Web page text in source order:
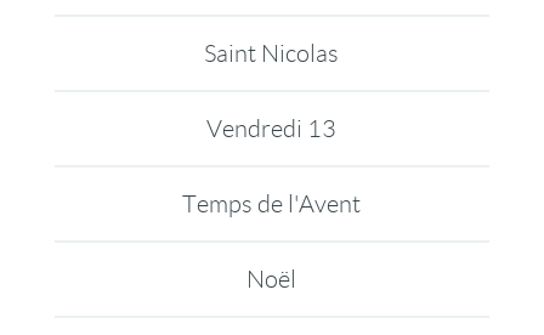
Saint Nicolas
Vendredi 13
Temps de l'Avent
Noël